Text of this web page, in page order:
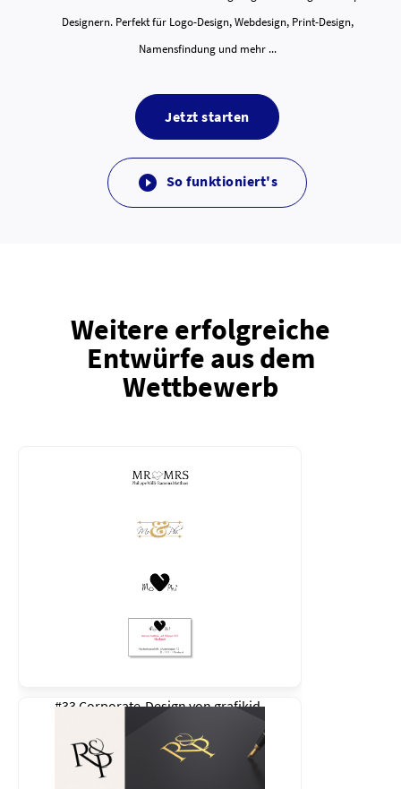
Designern. Perfekt für Logo-Design, Webdesign, Print-Design,
Namensfindung und mehr ...
Jetzt starten
 So funktioniert's
Weitere erfolgreiche
Entwürfe aus dem
Wettbewerb
#33 Corporate-Design vongrafikid